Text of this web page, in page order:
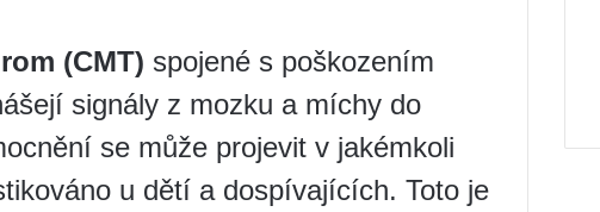
(CMT) spojené s poškozením
signály z mozku a míchy do
se může projevit v jakémkoli
u dětí a dospívajících. Toto je